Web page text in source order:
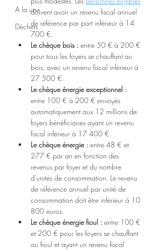
A la une
Déchets
doivent avoir un revenu fiscal annuel
de référence par part inférieur à 14
700 €.
Le chèque bois : entre 50 € à 200 €
pour tous les foyers se chauffant au
bois, avec un revenu fiscal inférieur à
27 500 €.
Le chèque énergie exceptionnel :
entre 100 € à 200 € envoyés
automatiquement aux 12 millions de
foyers bénéficiaires ayant un revenu
fiscal inférieur à 17 400 €.
Le chèque énergie : entre 48 € et
277 € par an en fonction des
revenus par foyer et du nombre
d'unités de consommation. Le revenu
de référence annuel par unité de
consommation doit être inférieur à 10
800 euros.
Le chèque énergie fioul : entre 100 €
et 200 € pour les foyers se chauffant
au fioul et ayant un revenu fiscal